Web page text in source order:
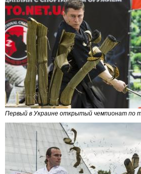
Первый в Украине открытый чемпионат по